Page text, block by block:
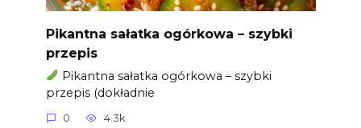
Pikantna sałatka ogórkowa – szybki
przepis
Pikantna sałatka ogórkowa – szybki
przepis (dokładnie
0 4.3k.